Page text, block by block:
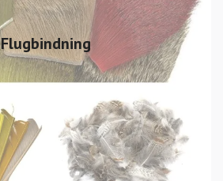
Flugbindning